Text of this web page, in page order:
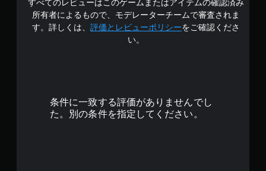
4
.
すべてのレビューはこのゲームまたはアイテムの確認済み
所有者によるもので、モデレーターチームで審査されま
す。詳しくは、 評価とレビューポリシーをご確認くださ
い。
条件に一致する評価がありませんでし
た。別の条件を指定してください。